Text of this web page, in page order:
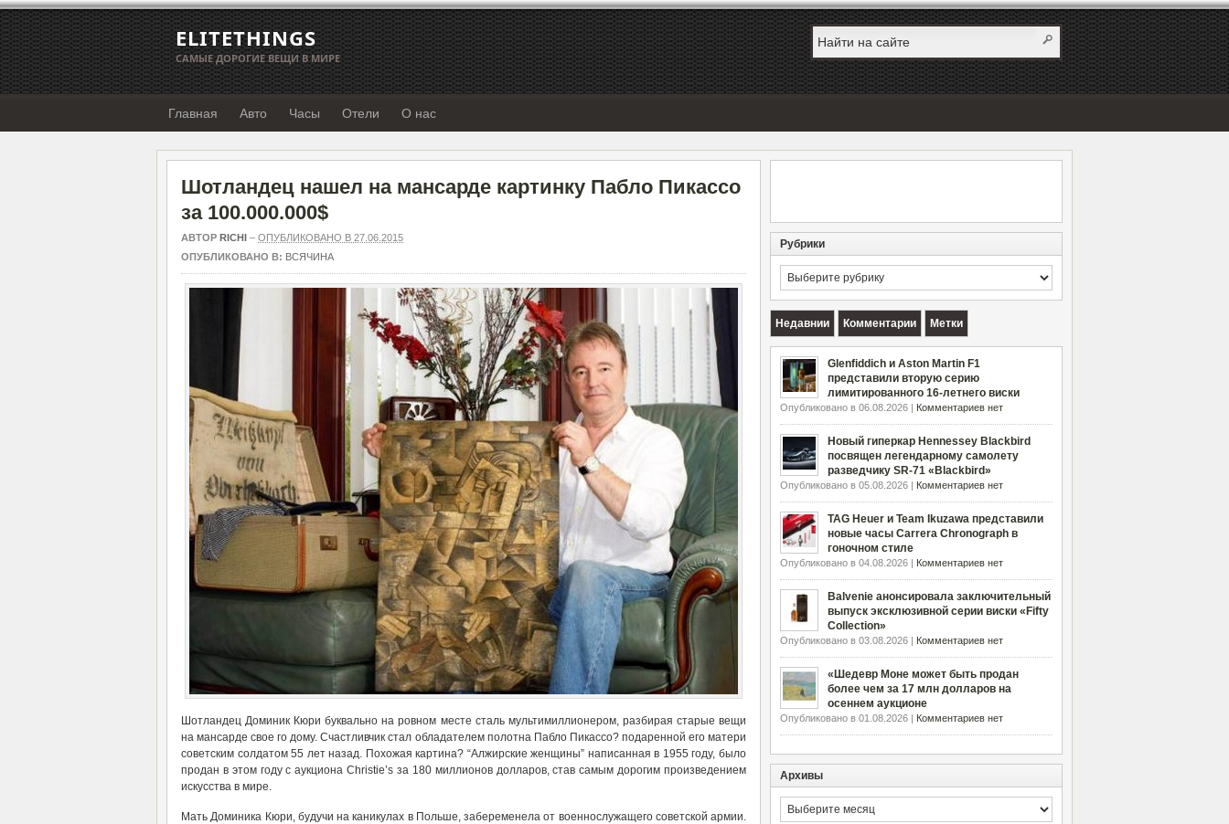
ELITETHINGS
САМЫЕ ДОРОГИЕ ВЕЩИ В МИРЕ
Главная Авто Часы Отели О нас
Шотландец нашел на мансарде картинку Пабло Пикассо
за 100.000.000$
АВТОР RICHI – ОПУБЛИКОВАНО В 27.06.2015
ОПУБЛИКОВАНО В: ВСЯЧИНА
Шотландец Доминик Кюри буквально на ровном месте сталь мультимиллионером, разбирая старые вещи
на мансарде свое го дому. Счастливчик стал обладателем полотна Пабло Пикассо? подаренной его матери
советским солдатом 55 лет назад. Похожая картина? “Алжирские женщины” написанная в 1955 году, было
продан в этом году с аукциона Сhristie’s за 180 миллионов долларов, став самым дорогим произведением
искусства в мире.
Мать Доминика Кюри, будучи на каникулах в Польше, забеременела от военнослужащего советской армии.
Рубрики
Рубрики
Недавнии Комментарии Метки
Glenfiddich и Aston Martin F1
представили вторую серию
лимитированного 16-летнего виски
Опубликовано в 06.08.2026 | Комментариев нет
Новый гиперкар Hennessey Blackbird
посвящен легендарному самолету
разведчику SR-71 «Blackbird»
Опубликовано в 05.08.2026 | Комментариев нет
TAG Heuer и Team Ikuzawa представили
новые часы Carrera Chronograph в
гоночном стиле
Опубликовано в 04.08.2026 | Комментариев нет
Balvenie анонсировала заключительный
выпуск эксклюзивной серии виски «Fifty
Collection»
Опубликовано в 03.08.2026 | Комментариев нет
«Шедевр Моне может быть продан
более чем за 17 млн долларов на
осеннем аукционе
Опубликовано в 01.08.2026 | Комментариев нет
Архивы
Архивы